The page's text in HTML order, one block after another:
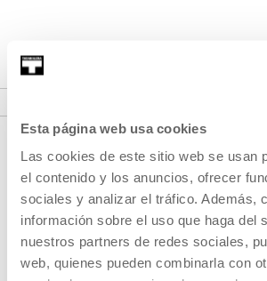
Esta página web usa cookies
Las cookies de este sitio web se usan
el contenido y los anuncios, ofrecer
sociales y analizar el tráfico. Además,
información sobre el uso que haga del
nuestros partners de redes sociales,
web, quienes pueden combinarla con